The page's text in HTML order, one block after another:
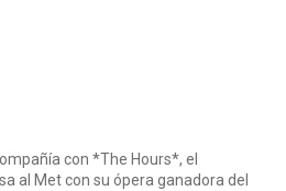
con *The Hours*, el
al Met con su ópera ganadora del